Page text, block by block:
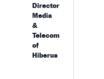
Director
Media
&
Telecom
of
Hiberus